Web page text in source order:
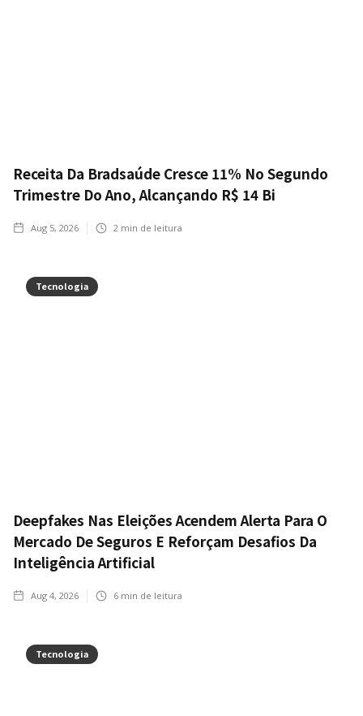
Receita Da Bradsaúde Cresce 11% No Segundo
Trimestre Do Ano, Alcançando R$ 14 Bi
Aug 5, 2026 2 min de leitura
Tecnologia
Deepfakes Nas Eleições Acendem Alerta Para O
Mercado De Seguros E Reforçam Desafios Da
Inteligência Artificial
Aug 4, 2026 6 min de leitura
Tecnologia